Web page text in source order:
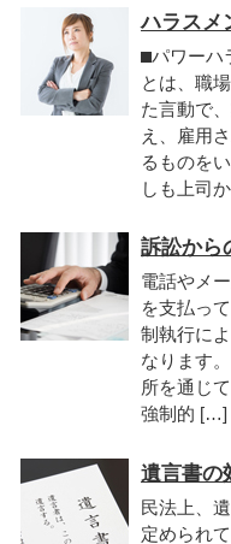
ハラスメ
⬛︎パワー
とは、職
た言動で
え、雇用
るものを
しも上司
訴訟から
電話やメ
を支払っ
制執行に
なります
所を通じ
強制的 […]
遺言書の
民法上、
定められ